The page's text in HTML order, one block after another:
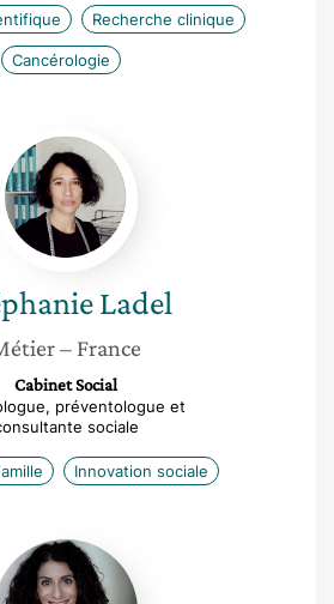
Recherche clinique
Cancérologie
Stéphanie
Ladel
Ladel
– France
Cabinet Social
préventologue et
sociale
Innovation sociale
Saphia
Larabi